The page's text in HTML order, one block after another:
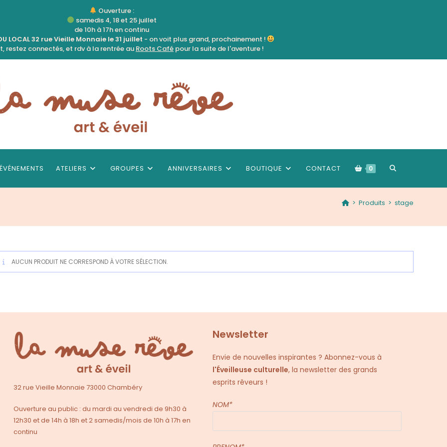
Ouverture :
samedis 4, 18 et 25 juillet
de 10h à 17h en continu
DU LOCAL 32 rue Vieille Monnaie le 31 juillet - on voit plus grand, prochainement !
restez connectés, et rdv à la rentrée au Roots Café pour la suite de l'aventure !
ÉVÉNEMENTS ATELIERS GROUPES ANNIVERSAIRES BOUTIQUE CONTACT 0 TOGGLE
WEBSITE
> Produits > stage
AUCUN PRODUIT NE CORRESPOND À VOTRE SÉLECTION.
32 rue Vieille Monnaie 73000 Chambéry
Ouverture au public : du mardi au vendredi de 9h30 à
12h30 et de 14h à 18h et 2 samedis/mois de 10h à 17h en
continu
Newsletter
Envie de nouvelles inspirantes ? Abonnez-vous à
l'Éveilleuse culturelle, la newsletter des grands
esprits rêveurs !
NOM*